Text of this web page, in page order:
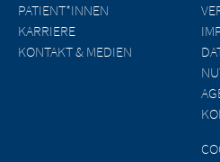
PATIENT*INNEN
KARRIERE
KONTAKT & MEDIEN